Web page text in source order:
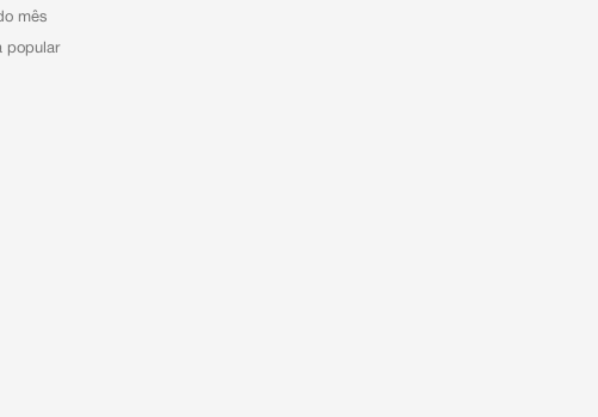
mês
popular